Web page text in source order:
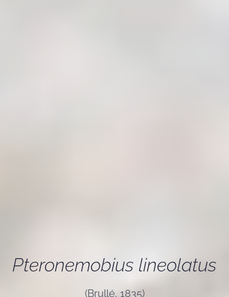
Pteronemobius lineolatus
(Brullé, 1835)